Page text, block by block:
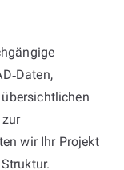
wir Ihr Projekt